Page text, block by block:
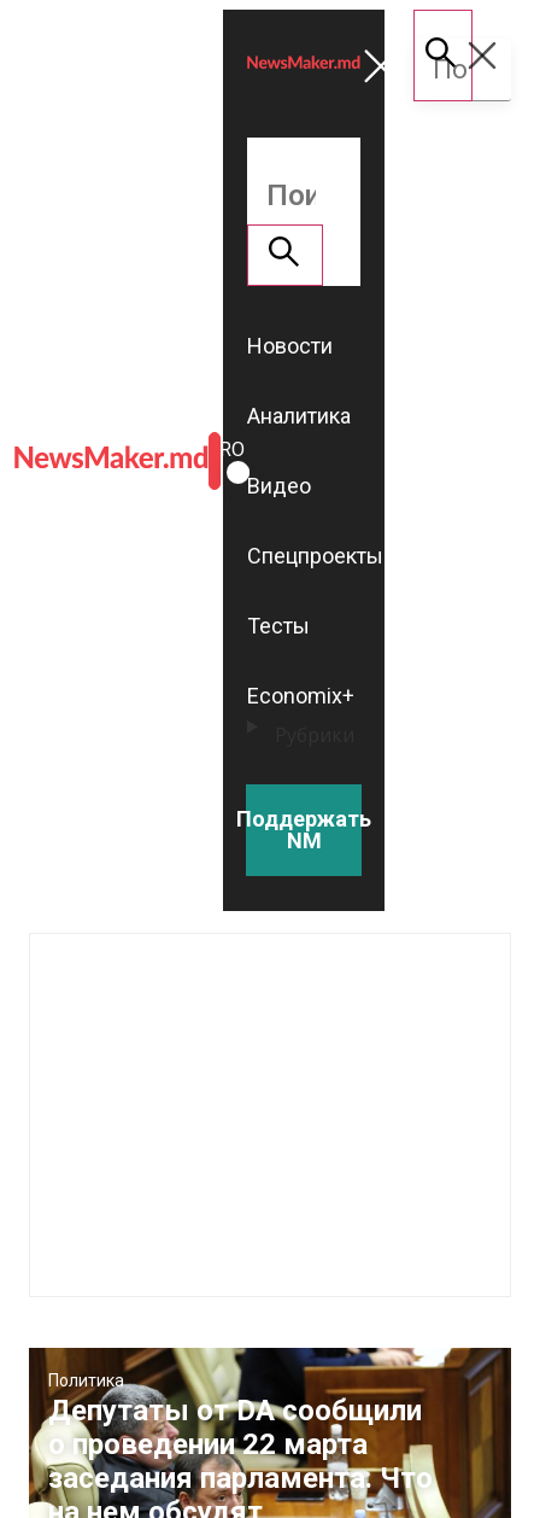
ROMÂNĂ
RU
Новости
Аналитика
Видео
Спецпроекты
Тесты
Economix+
Поддержать
NM
Политика
Депутаты от DA сообщили
о проведении 22 марта
заседания парламента. Что